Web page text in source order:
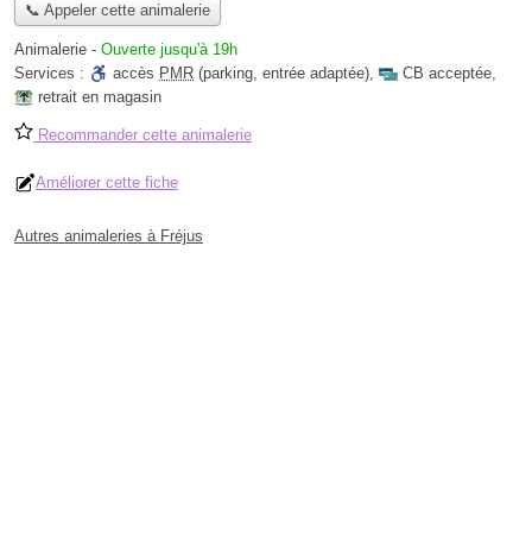
📞 Appeler cette animalerie
Animalerie - Ouverte jusqu'à 19h
Services :
accès PMR (parking, entrée adaptée), CB acceptée,
retrait en magasin
Recommander cette animalerie
Améliorer cette fiche
Autres animaleries à Fréjus